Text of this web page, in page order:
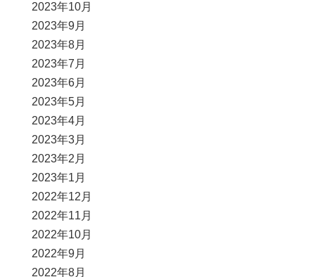
2023年10月
2023年9月
2023年8月
2023年7月
2023年6月
2023年5月
2023年4月
2023年3月
2023年2月
2023年1月
2022年12月
2022年11月
2022年10月
2022年9月
2022年8月